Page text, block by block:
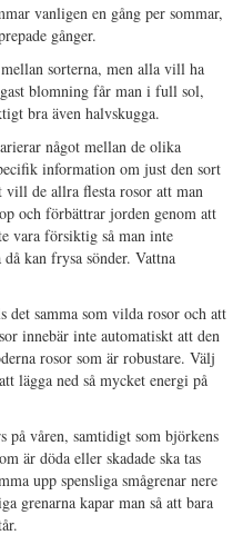
vanligen en gång per sommar,
gånger.
sorterna, men alla vill ha
blomning får man i full sol,
bra även halvskugga.
något mellan de olika
information om just den sort
vill de allra flesta rosor att man
och förbättrar jorden genom att
vara försiktig så man inte
kan frysa sönder. Vattna
det samma som vilda rosor och att
innebär inte automatiskt att den
rosor som är robustare. Välj
lägga ned så mycket energi på
på våren, samtidigt som björkens
är döda eller skadade ska tas
upp spensliga smågrenar nere
grenarna kapar man så att bara